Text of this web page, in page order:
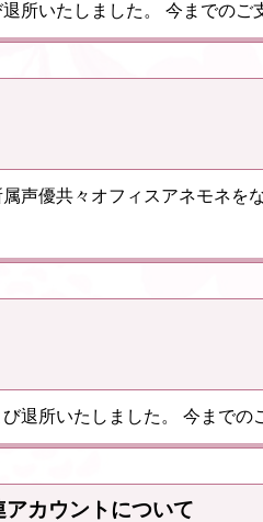
所いたしました。 今までのご
声優共々オフィスアネモネ
退所いたしました。 今までの
アカウントについて